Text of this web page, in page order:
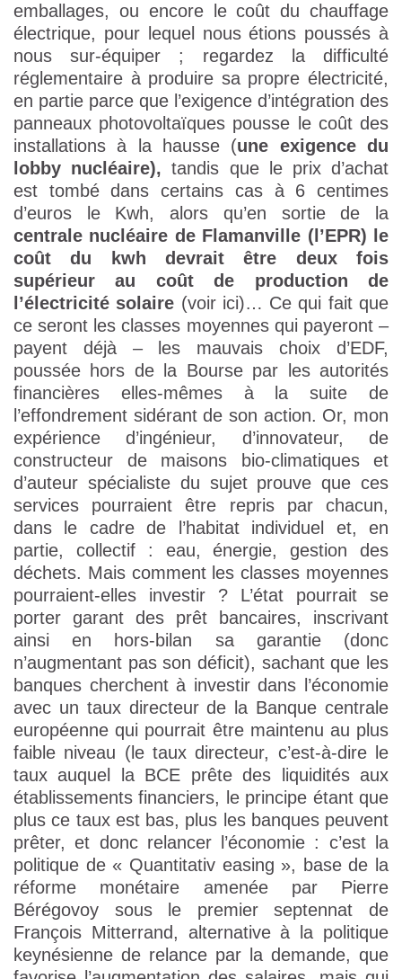
emballages, ou encore le coût du chauffage
électrique, pour lequel nous étions poussés à
nous sur-équiper ; regardez la difficulté
réglementaire à produire sa propre électricité,
en partie parce que l’exigence d’intégration des
panneaux photovoltaïques pousse le coût des
installations à la hausse (une exigence du
lobby nucléaire), tandis que le prix d’achat
est tombé dans certains cas à 6 centimes
d’euros le Kwh, alors qu’en sortie de la
centrale nucléaire de Flamanville (l’EPR) le
coût du kwh devrait être deux fois
supérieur au coût de production de
l’électricité solaire (voir ici)… Ce qui fait que
ce seront les classes moyennes qui payeront –
payent déjà – les mauvais choix d’EDF,
poussée hors de la Bourse par les autorités
financières elles-mêmes à la suite de
l’effondrement sidérant de son action. Or, mon
expérience d’ingénieur, d’innovateur, de
constructeur de maisons bio-climatiques et
d’auteur spécialiste du sujet prouve que ces
services pourraient être repris par chacun,
dans le cadre de l’habitat individuel et, en
partie, collectif : eau, énergie, gestion des
déchets. Mais comment les classes moyennes
pourraient-elles investir ? L’état pourrait se
porter garant des prêt bancaires, inscrivant
ainsi en hors-bilan sa garantie (donc
n’augmentant pas son déficit), sachant que les
banques cherchent à investir dans l’économie
avec un taux directeur de la Banque centrale
européenne qui pourrait être maintenu au plus
faible niveau (le taux directeur, c’est-à-dire le
taux auquel la BCE prête des liquidités aux
établissements financiers, le principe étant que
plus ce taux est bas, plus les banques peuvent
prêter, et donc relancer l’économie : c’est la
politique de « Quantitativ easing », base de la
réforme monétaire amenée par Pierre
Bérégovoy sous le premier septennat de
François Mitterrand, alternative à la politique
keynésienne de relance par la demande, que